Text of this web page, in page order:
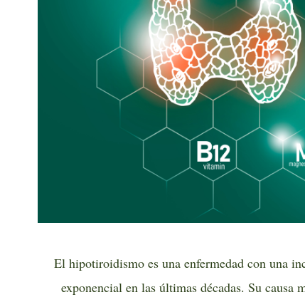
El hipotiroidismo es una enfermedad con una
exponencial en las últimas décadas. Su causa